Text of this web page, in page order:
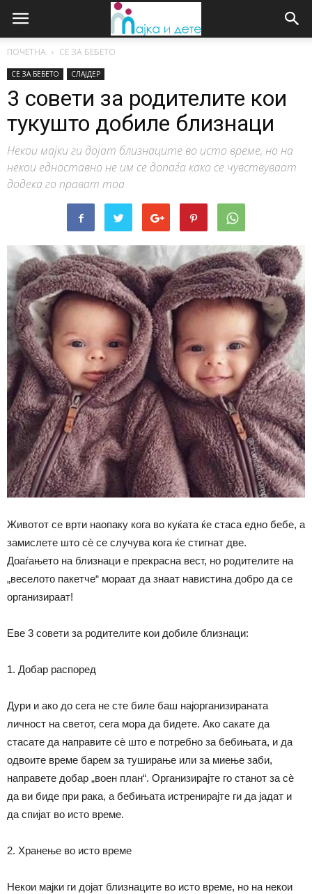
ПОЧЕТНА СЕ ЗА БЕБЕТО
СЕ ЗА БЕБЕТО СЛАЈДЕР
3 совети за родителите кои
тукушто добиле близнаци
Некои мајки ги дојат близнаците во исто време, но на
некои едноставно не им се допаѓа како се чувствуваат
додека го прават тоа
Животот се врти наопаку кога во куќата ќе стаса едно бебе, а
замислете што сѐ се случува кога ќе стигнат две.
Доаѓањето на близнаци е прекрасна вест, но родителите на
„веселото пакетче“ мораат да знаат навистина добро да се
организираат!
Еве 3 совети за родителите кои добиле близнаци:
1. Добар распоред
Дури и ако до сега не сте биле баш најорганизираната
личност на светот, сега мора да бидете. Ако сакате да
стасате да направите сѐ што е потребно за бебињата, и да
одвоите време барем за туширање или за миење заби,
направете добар „воен план“. Организирајте го станот за сѐ
да ви биде при рака, а бебињата истренирајте ги да јадат и
да спијат во исто време.
2. Хранење во исто време
Некои мајки ги дојат близнаците во исто време, но на некои